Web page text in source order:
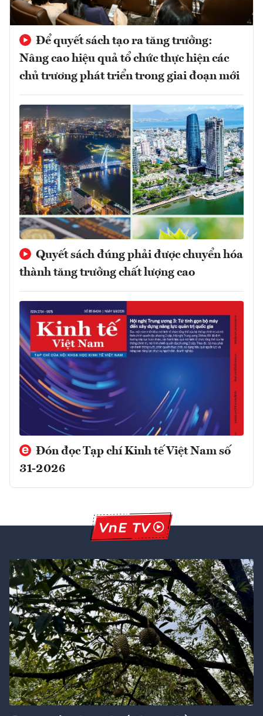
Để quyết sách tạo ra tăng trưởng:
Nâng cao hiệu quả tổ chức thực hiện các
chủ trương phát triển trong giai đoạn mới
Quyết sách đúng phải được chuyển hóa
thành tăng trưởng chất lượng cao
Đón đọc Tạp chí Kinh tế Việt Nam số
31-2026